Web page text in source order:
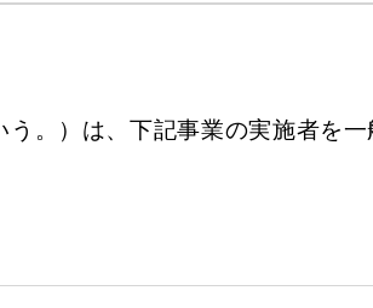
。）は、下記事業の実施者を